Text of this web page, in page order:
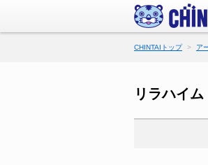
CHINTAIトップ ア
リラハイ